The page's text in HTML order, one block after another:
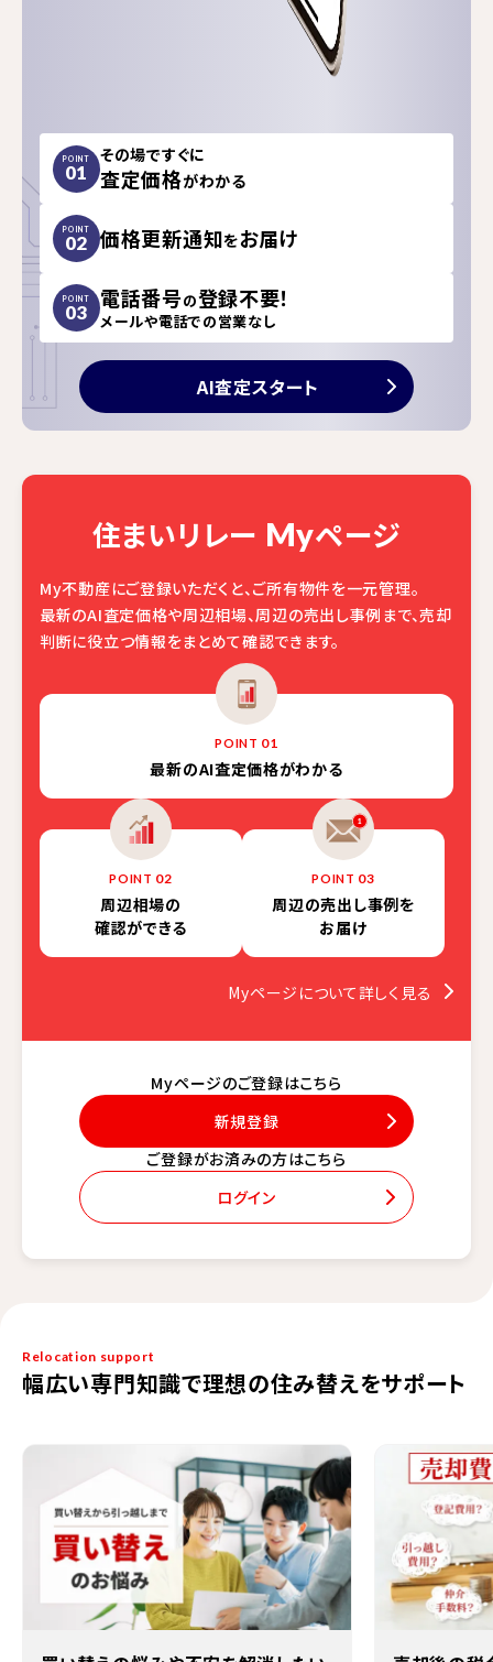
POINT
01
その場ですぐに
査定価格がわかる
POINT
02 価格更新通知をお届け
POINT
03 電話番号の登録不要！
メールや電話での営業なし
AI査定スタート
住まいリレー Myページ
My不動産にご登録いただくと、ご所有物件を一元管理。
最新のAI査定価格や周辺相場、周辺の売出し事例まで、売却
判断に役立つ情報をまとめて確認できます。
POINT 01
最新のAI査定価格がわかる
POINT 02
周辺相場の
確認ができる
POINT 03
周辺の売出し事例を
お届け
Myページについて詳しく見る
ご登録がお済みの方はこちら
ログイン
Myページのご登録はこちら
新規登録
Relocation support
幅広い専門知識で理想の住み替えをサポート